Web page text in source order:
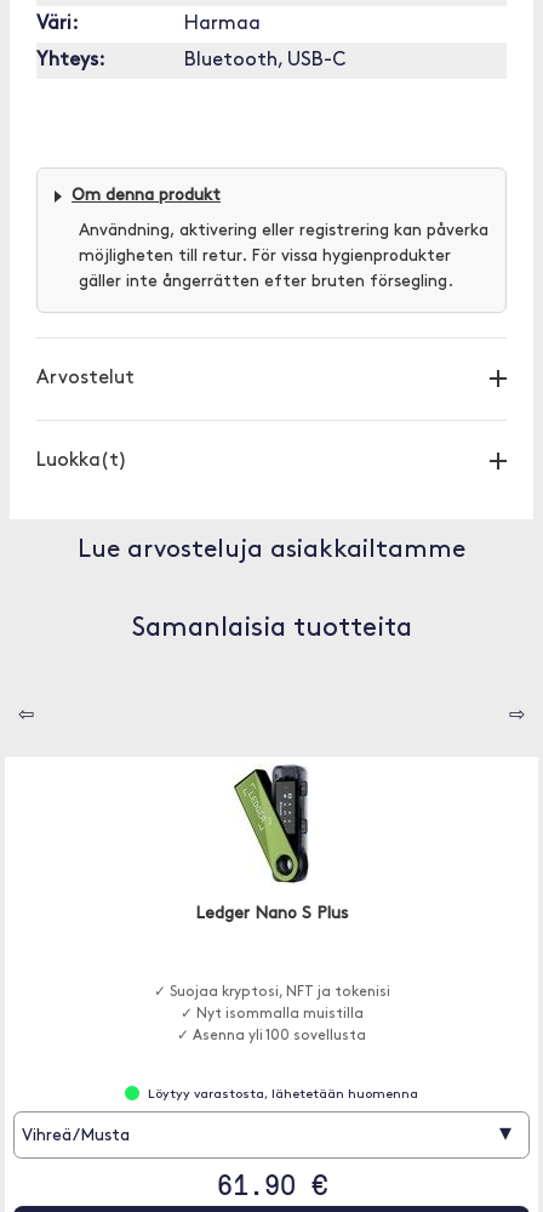
Väri:
Harmaa
Yhteys:
Bluetooth, USB-C
Om denna produkt
Användning, aktivering eller registrering kan påverka
möjligheten till retur. För vissa hygienprodukter
gäller inte ångerrätten efter bruten försegling.
Arvostelut
Luokka(t)
Lue arvosteluja asiakkailtamme
Samanlaisia tuotteita
⇦ ⇨
Ledger Nano S Plus
✓ Suojaa kryptosi, NFT ja tokenisi
✓ Nyt isommalla muistilla
✓ Asenna yli 100 sovellusta
Löytyy varastosta, lähetetään huomenna
Vihreä/Musta ▾
61.90 €